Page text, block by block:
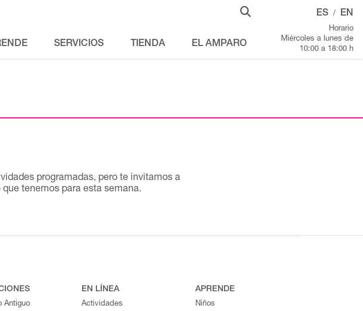
SERVICIOS TIENDA EL AMPARO
ES / EN
Horario
Miércoles a lunes de
10:00 a 18:00 h
programadas, pero te invitamos a
tenemos para esta semana.
Antiguo
EN LÍNEA
Actividades
APRENDE
Niños